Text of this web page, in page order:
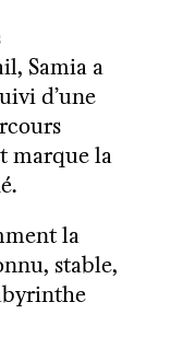
Samia a
d’une
marque la
la
stable,